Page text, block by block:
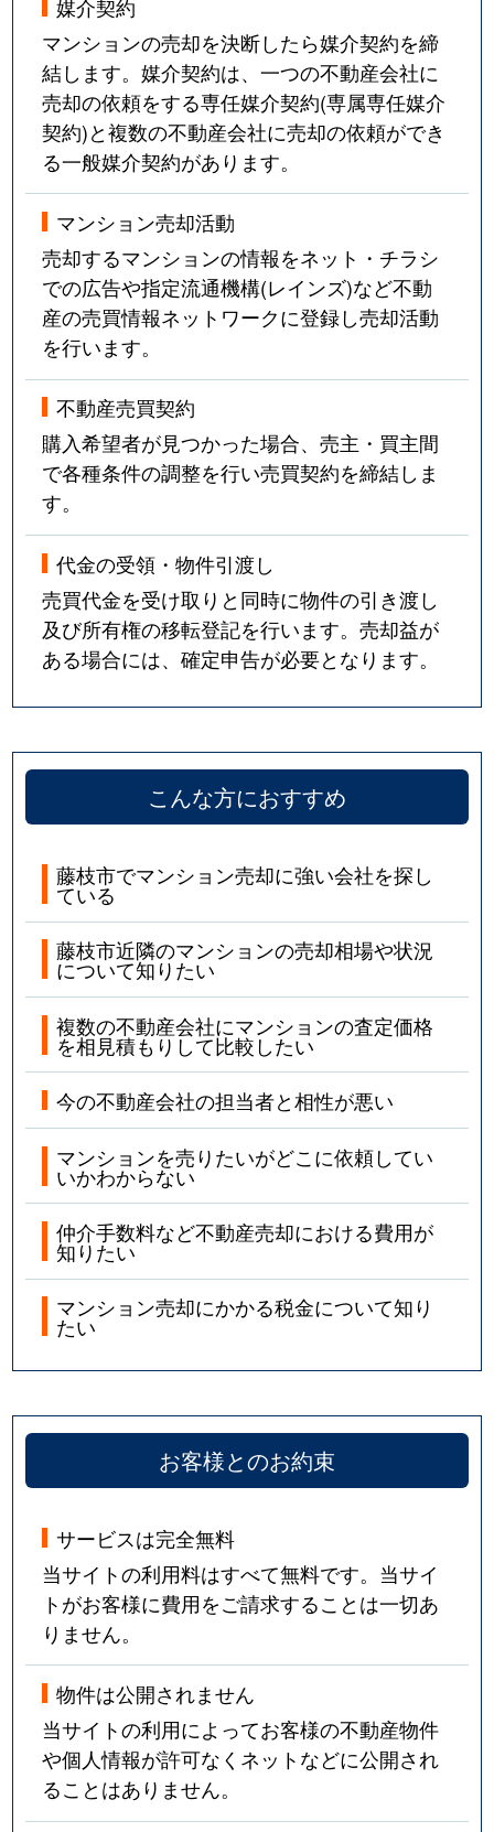
媒介契約
マンションの売却を決断したら媒介契約を締
結します。媒介契約は、一つの不動産会社に
売却の依頼をする専任媒介契約(専属専任媒介
契約)と複数の不動産会社に売却の依頼ができ
る一般媒介契約があります。
マンション売却活動
売却するマンションの情報をネット・チラシ
での広告や指定流通機構(レインズ)など不動
産の売買情報ネットワークに登録し売却活動
を行います。
不動産売買契約
購入希望者が見つかった場合、売主・買主間
で各種条件の調整を行い売買契約を締結しま
す。
代金の受領・物件引渡し
売買代金を受け取りと同時に物件の引き渡し
及び所有権の移転登記を行います。売却益が
ある場合には、確定申告が必要となります。
こんな方におすすめ
藤枝市でマンション売却に強い会社を探し
ている
藤枝市近隣のマンションの売却相場や状況
について知りたい
複数の不動産会社にマンションの査定価格
を相見積もりして比較したい
今の不動産会社の担当者と相性が悪い
マンションを売りたいがどこに依頼してい
いかわからない
仲介手数料など不動産売却における費用が
知りたい
マンション売却にかかる税金について知り
たい
お客様とのお約束
サービスは完全無料
当サイトの利用料はすべて無料です。当サイ
トがお客様に費用をご請求することは一切あ
りません。
物件は公開されません
当サイトの利用によってお客様の不動産物件
や個人情報が許可なくネットなどに公開され
ることはありません。